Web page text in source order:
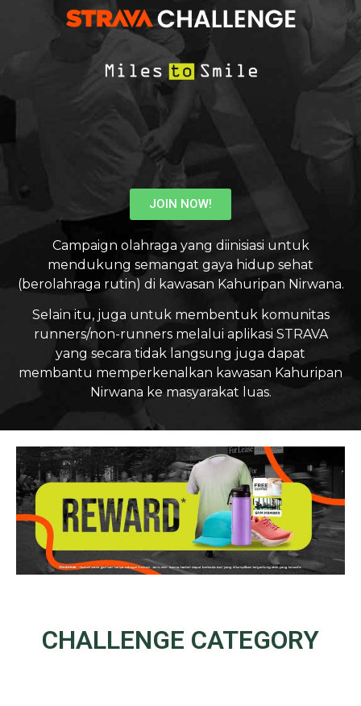
JOIN NOW!
Campaign olahraga yang diinisiasi untuk
mendukung semangat gaya hidup sehat
(berolahraga rutin) di kawasan Kahuripan Nirwana.
Selain itu, juga untuk membentuk komunitas
runners/non-runners melalui aplikasi STRAVA
yang secara tidak langsung juga dapat
membantu memperkenalkan kawasan Kahuripan
Nirwana ke masyarakat luas.
CHALLENGE CATEGORY